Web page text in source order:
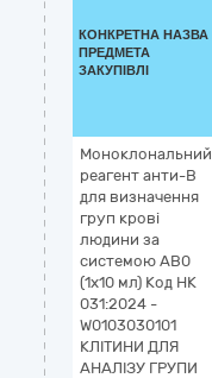
КОНКРЕТНА НАЗВА
ПРЕДМЕТА
ЗАКУПІВЛІ
Моноклональний
реагент анти-B
для визначення
груп крові
людини за
системою АВ0
(1х10 мл) Код НК
031:2024 -
W0103030101
КЛІТИНИ ДЛЯ
АНАЛІЗУ ГРУПИ